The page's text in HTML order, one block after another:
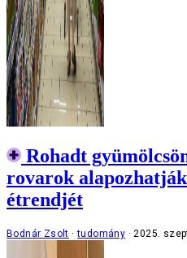
Rohadt
rovarok
étrendjét
Bodnár Zsolt tudomány 2025.